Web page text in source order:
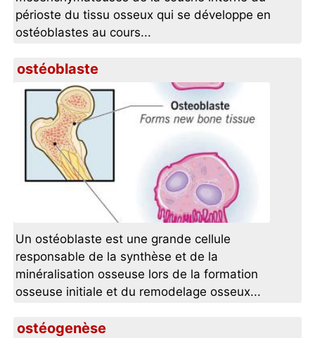
périoste du tissu osseux qui se développe en
ostéoblastes au cours...
ostéoblaste
Un ostéoblaste est une grande cellule
responsable de la synthèse et de la
minéralisation osseuse lors de la formation
osseuse initiale et du remodelage osseux...
ostéogenèse